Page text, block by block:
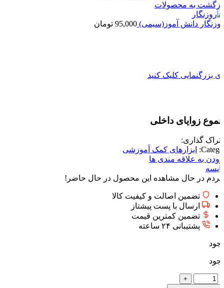
به محصولات
دانش آموز(سیمی) 95,000 تومان
بزرگنمایی کلیک کنید
زوایای داخلی
گذاری:
ابزارهای کمک آموزشی
به علاقه مندی ها
مردم در حال مشاهده این محصول در حال حاضر!
تضمین اصالت و کیفیت کالا
ارسال با پست پیشتاز
تضمین کمترین قیمت
پشتیبانی ۲۴ ساعته
مجموع